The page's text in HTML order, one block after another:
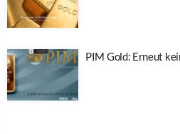
PIM Gold: Erneut